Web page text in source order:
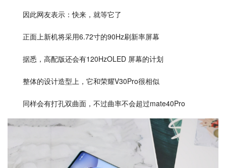
因此网友表示：快来，就等它了
正面上新机将采用6.72寸的90Hz刷新率屏幕
据悉，高配版还会有120HzOLED 屏幕的计划
整体的设计造型上，它和荣耀V30Pro很相似
同样会有打孔双曲面，不过曲率不会超过mate40Pro